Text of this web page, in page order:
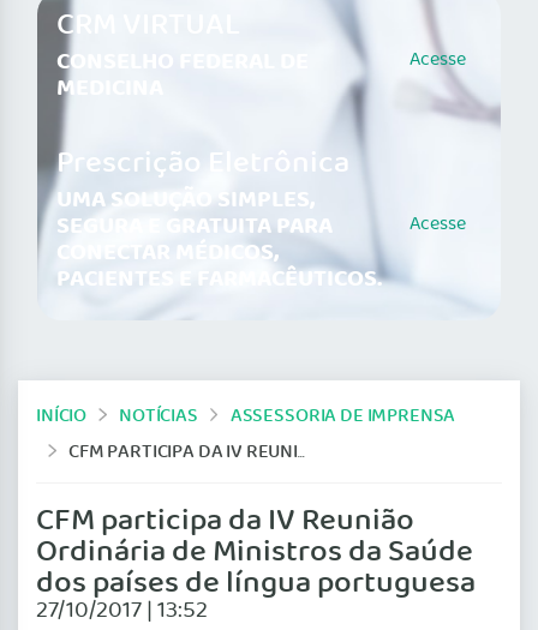
CRM VIRTUAL
CONSELHO FEDERAL DE
MEDICINA
Acesse
Prescrição Eletrônica
UMA SOLUÇÃO SIMPLES,
SEGURA E GRATUITA PARA
CONECTAR MÉDICOS,
PACIENTES E FARMACÊUTICOS.
Acesse
INÍCIO NOTÍCIAS
ASSESSORIA DE IMPRENSA
CFM PARTICIPA DA IV REUNIÃO ORDINÁRIA DE MINISTROS DA SAÚDE DOS PAÍSES DE LÍNGUA PORTUGUESA
CFM participa da IV Reunião
Ordinária de Ministros da Saúde
dos países de língua portuguesa
27/10/2017 | 13:52